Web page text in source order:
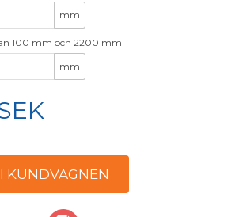
mm
100 mm och 2200 mm
mm